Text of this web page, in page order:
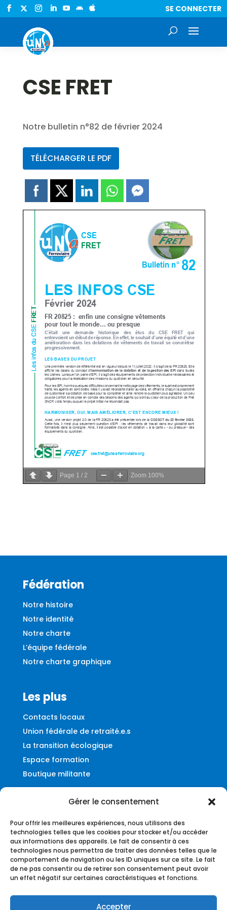
Gérer le consentement
Pour offrir les meilleures expériences, nous utilisons des
technologies telles que les cookies pour stocker et/ou accéder
aux informations des appareils. Le fait de consentir à ces
technologies nous permettra de traiter des données telles que le
comportement de navigation ou les ID uniques sur ce site. Le fait
de ne pas consentir ou de retirer son consentement peut avoir
un effet négatif sur certaines caractéristiques et fonctions.
Accepter
  SE CONNECTER
CSE FRET
Notre bulletin n°82 de février 2024
TÉLÉCHARGER LE PDF
Page 1 / 2 Zoom 100%
Fédération
Notre histoire
Notre identité
Notre charte
L’équipe fédérale
Notre charte graphique
Les plus
Contacts locaux
Union fédérale de retraité.e.s
La transition écologique
Espace formation
Boutique militante
Contact
Fédération UNSA-Ferroviaire
56, rue du Faubourg Montmartre
75009 – Paris
federation@unsa-ferroviaire.org